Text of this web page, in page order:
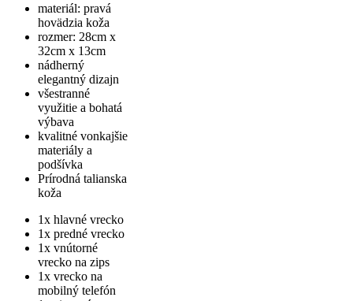
materiál: pravá
hovädzia koža
rozmer: 28cm x
32cm x 13cm
nádherný
elegantný dizajn
všestranné
využitie a bohatá
výbava
kvalitné vonkajšie
materiály a
podšívka
Prírodná talianska
koža
1x hlavné vrecko
1x predné vrecko
1x vnútorné
vrecko na zips
1x vrecko na
mobilný telefón